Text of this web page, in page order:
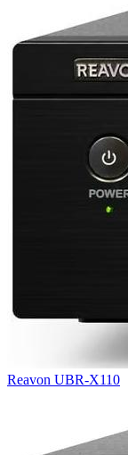
Reavon UBR-X110